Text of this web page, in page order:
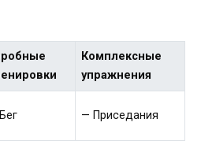
Комплексные
упражнения
— Приседания